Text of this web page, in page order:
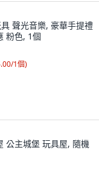
聲光音樂, 豪華手提禮
粉色, 1個
1個)
公主城堡 玩具屋, 隨機